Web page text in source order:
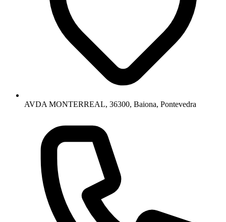
AVDA MONTERREAL, 36300, Baiona, Pontevedra